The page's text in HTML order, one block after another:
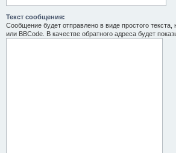
Текст сообщения:
Сообщение будет отправлено в виде простого текста,
или BBCode. В качестве обратного адреса будет